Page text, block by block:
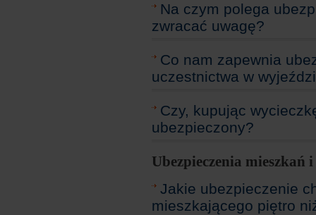
Na czym polega
zwracać uwagę?
Co nam zapewnia
uczestnictwa w
Czy, kupując
ubezpieczony?
Ubezpieczenia mieszkań
Jakie ubezpieczenie
mieszkającego piętro